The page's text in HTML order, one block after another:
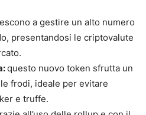
a gestire un alto numero
presentandosi le criptovalute
questo nuovo token sfrutta un
frodi, ideale per evitare
e truffe.